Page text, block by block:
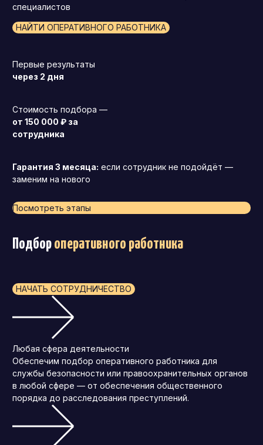
специалистов
НАЙТИ ОПЕРАТИВНОГО РАБОТНИКА
Первые результаты
через 2 дня
Стоимость подбора —
от 150 000 ₽ за
сотрудника
Гарантия 3 месяца: если сотрудник не подойдёт —
заменим на нового
Посмотреть этапы
Подбороперативного работника
НАЧАТЬ СОТРУДНИЧЕСТВО
Любая сфера деятельности
Обеспечим подбор оперативного работника для
службы безопасности или правоохранительных органов
в любой сфере — от обеспечения общественного
порядка до расследования преступлений.